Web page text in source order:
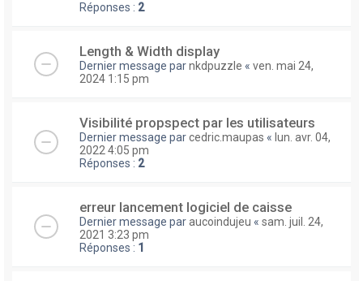
Réponses : 2
Length & Width display
Dernier message parnkdpuzzle « ven. mai 24,
2024 1:15 pm
Visibilité propspect par les utilisateurs
Dernier message parcedric.maupas « lun. avr. 04,
2022 4:05 pm
Réponses : 2
erreur lancement logiciel de caisse
Dernier message paraucoindujeu « sam. juil. 24,
2021 3:23 pm
Réponses : 1